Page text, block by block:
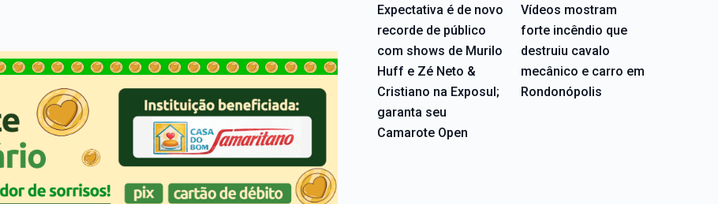
Expectativa é de novo
recorde de público
com shows de Murilo
Huff e Zé Neto &
Cristiano na Exposul;
garanta seu
Camarote Open
Vídeos mostram
forte incêndio que
destruiu cavalo
mecânico e carro em
Rondonópolis